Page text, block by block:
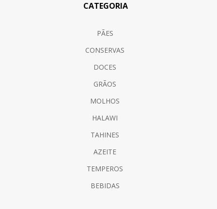
CATEGORIA
PÃES
CONSERVAS
DOCES
GRÃOS
MOLHOS
HALAWI
TAHINES
AZEITE
TEMPEROS
BEBIDAS